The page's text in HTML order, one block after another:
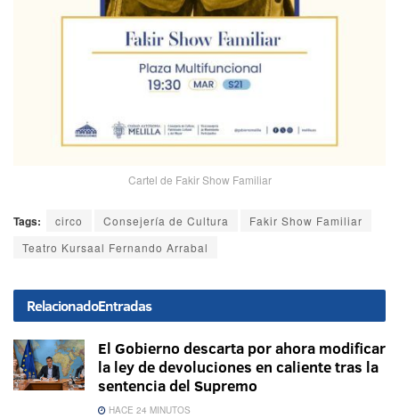
Cartel de Fakir Show Familiar
Tags: circo Consejería de Cultura
Fakir Show Familiar
Teatro Kursaal Fernando Arrabal
RelacionadoEntradas
El Gobierno descarta por ahora modificar
la ley de devoluciones en caliente tras la
sentencia del Supremo
HACE 24 MINUTOS